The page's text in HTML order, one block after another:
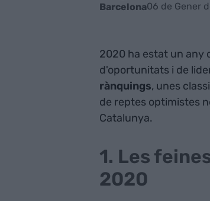
Barcelona06 de Gener
2020 ha estat un any
d'oportunitats i de
rànquings, unes
de reptes optimistes
Catalunya.
1. Les
2020